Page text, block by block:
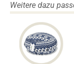
Weitere dazu